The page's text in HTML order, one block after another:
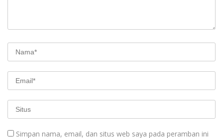
Simpan nama, email, dan situs web saya pada peramban ini